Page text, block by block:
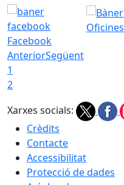
Facebook
Oficines
AnteriorSegüent
1
2
Xarxes socials:
Crèdits
Contacte
Accessibilitat
Protecció de dades